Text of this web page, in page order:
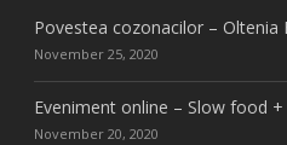
Povestea cozonacilor – Oltenia
November 25, 2020
Eveniment online – Slow food
November 20, 2020